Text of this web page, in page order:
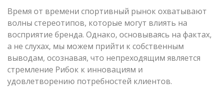
Время от времени спортивный рынок охватывают
волны стереотипов, которые могут влиять на
восприятие бренда. Однако, основываясь на фактах,
а не слухах, мы можем прийти к собственным
выводам, осознавая, что непреходящим является
стремление Рибок к инновациям и
удовлетворению потребностей клиентов.